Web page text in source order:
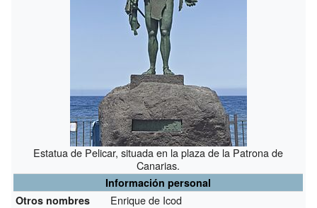
Estatua de Pelicar, situada en la plaza de la Patrona de
Canarias.
Información personal
Otros nombres
Enrique de Icod